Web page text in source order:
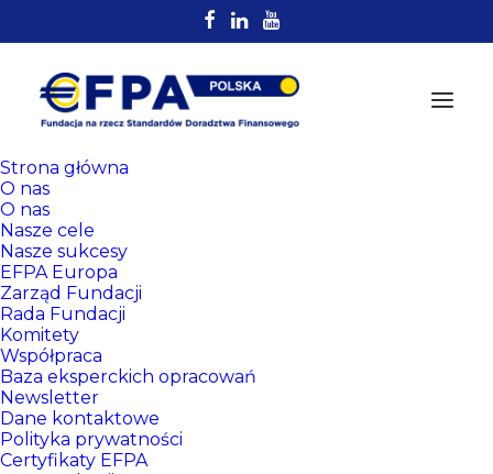
Strona główna
O nas
O nas
Nasze cele
Nasze sukcesy
EFPA Europa
Zarząd Fundacji
Rada Fundacji
Komitety
Współpraca
Baza eksperckich opracowań
Newsletter
Dane kontaktowe
Polityka prywatności
Certyfikaty EFPA
Rejestr
Certyfikowanych
Doradców EFPA